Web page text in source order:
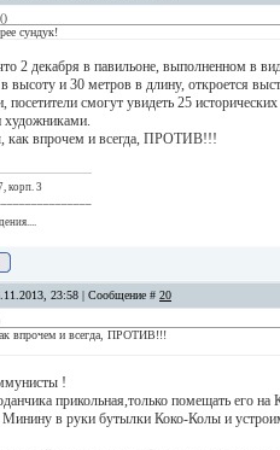
()
сундук!
2 декабря в павильоне, выполненном в
высоту и 30 метров в длину, откроется
посетители смогут увидеть 25
как впрочем и всегда, ПРОТИВ!!!
корп. 3
23:58 | Сообщение # 20
впрочем и всегда, ПРОТИВ!!!
!
прикольная,только помещать его
в руки бутылки Коко-Колы и